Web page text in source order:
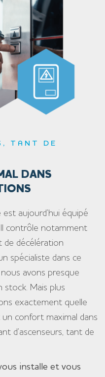
TANT DE
DANS
aujourd’hui équipé
Il contrôle notamment
de décélération
spécialiste dans ce
avons presque
Mais plus
exactement quelle
confort maximal dans
d’ascenseurs, tant de
installe et vous